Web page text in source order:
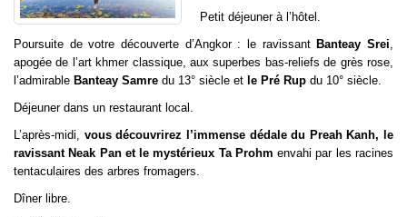
Petit déjeuner à l’hôtel.
Poursuite de votre découverte d’Angkor : le ravissantBanteay Srei
apogée de l’art khmer classique, aux superbes bas-reliefs de grès rose,
l’admirable Banteay Samre du 13° siècle et le Pré Rup du 10° siècle.
Déjeuner dans un restaurant local.
L’après-midi, vous découvrirez l’immense dédale du Preah Kanh, le
ravissant Neak Pan et le mystérieux Ta Prohmenvahi par les racines
tentaculaires des arbres fromagers.
Dîner libre.